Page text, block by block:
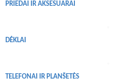
PRIEDAI IR AKSESUARAI
DĖKLAI
TELEFONAI IR PLANŠETĖS